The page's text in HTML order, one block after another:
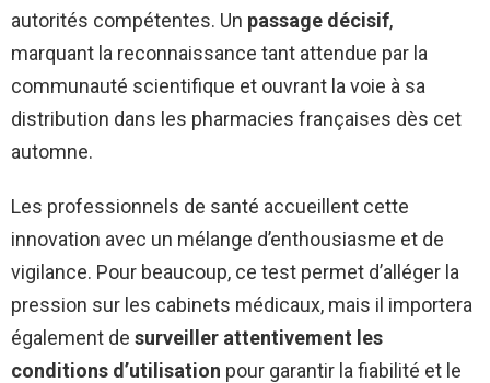
autorités compétentes. Un passage décisif,
marquant la reconnaissance tant attendue par la
communauté scientifique et ouvrant la voie à sa
distribution dans les pharmacies françaises dès cet
automne.
Les professionnels de santé accueillent cette
innovation avec un mélange d’enthousiasme et de
vigilance. Pour beaucoup, ce test permet d’alléger la
pression sur les cabinets médicaux, mais il importera
également de surveiller attentivement les
conditions d’utilisation pour garantir la fiabilité et le